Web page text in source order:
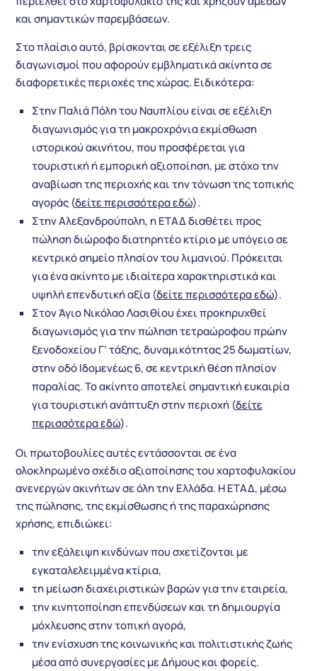
και σημαντικών παρεμβάσεων.
Στο πλαίσιο αυτό, βρίσκονται σε εξέλιξη τρεις
διαγωνισμοί που αφορούν εμβληματικά ακίνητα σε
διαφορετικές περιοχές της χώρας. Ειδικότερα:
Στην Παλιά Πόλη του Ναυπλίου είναι σε εξέλιξη
διαγωνισμός για τη μακροχρόνια εκμίσθωση
ιστορικού ακινήτου, που προσφέρεται για
τουριστική ή εμπορική αξιοποίηση, με στόχο την
αναβίωση της περιοχής και την τόνωση της τοπικής
αγοράς (δείτε περισσότερα εδώ).
Στην Αλεξανδρούπολη, η ΕΤΑΔ διαθέτει προς
πώληση διώροφο διατηρητέο κτίριο με υπόγειο σε
κεντρικό σημείο πλησίον του λιμανιού. Πρόκειται
για ένα ακίνητο με ιδιαίτερα χαρακτηριστικά και
υψηλή επενδυτική αξία (δείτε περισσότερα εδώ).
Στον Άγιο Νικόλαο Λασιθίου έχει προκηρυχθεί
διαγωνισμός για την πώληση τετραώροφου πρώην
ξενοδοχείου Γ’ τάξης, δυναμικότητας 25 δωματίων,
στην οδό Ιδομενέως 6, σε κεντρική θέση πλησίον
παραλίας. Το ακίνητο αποτελεί σημαντική ευκαιρία
για τουριστική ανάπτυξη στην περιοχή (δείτε
περισσότερα εδώ).
Οι πρωτοβουλίες αυτές εντάσσονται σε ένα
ολοκληρωμένο σχέδιο αξιοποίησης του χαρτοφυλακίου
ανενεργών ακινήτων σε όλη την Ελλάδα. Η ΕΤΑΔ, μέσω
της πώλησης, της εκμίσθωσης ή της παραχώρησης
χρήσης, επιδιώκει:
την εξάλειψη κινδύνων που σχετίζονται με
εγκαταλελειμμένα κτίρια,
τη μείωση διαχειριστικών βαρών για την εταιρεία,
την κινητοποίηση επενδύσεων και τη δημιουργία
μόχλευσης στην τοπική αγορά,
την ενίσχυση της κοινωνικής και πολιτιστικής ζωής
μέσα από συνεργασίες με Δήμους και φορείς.